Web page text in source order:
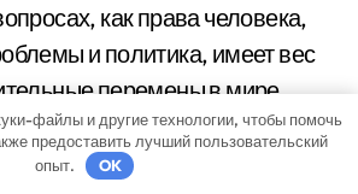
как права человека,
и политика, имеет вес
перемены в мире.
Джордж Клуни оказывает
не только на
файлы и другие технологии, чтобы помочь
предоставить лучший пользовательский
опыт.
OK